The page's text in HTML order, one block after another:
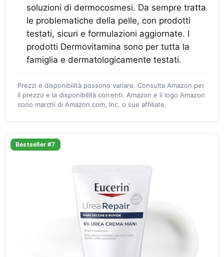
soluzioni di dermocosmesi. Da sempre tratta
le problematiche della pelle, con prodotti
testati, sicuri e formulazioni aggiornate. I
prodotti Dermovitamina sono per tutta la
famiglia e dermatologicamente testati.
Prezzi e disponibilità possono variare. Consulta Amazon per
il prezzo e la disponibilità correnti. Amazon e il logo Amazon
sono marchi di Amazon.com, Inc. o sue affiliate.
Bestseller #7